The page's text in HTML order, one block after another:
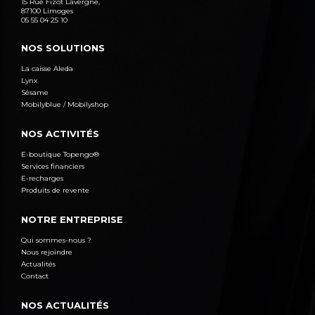
87100 Limoges
05 55 04 25 10
NOS SOLUTIONS
La caisse Aleda
Lynx
Sésame
Mobilyblue / Mobilyshop
NOS ACTIVITÉS
E-boutique Topengo®
Services financiers
E-recharges
Produits de revente
NOTRE ENTREPRISE
Qui sommes-nous ?
Nous rejoindre
Actualités
Contact
NOS ACTUALITÉS